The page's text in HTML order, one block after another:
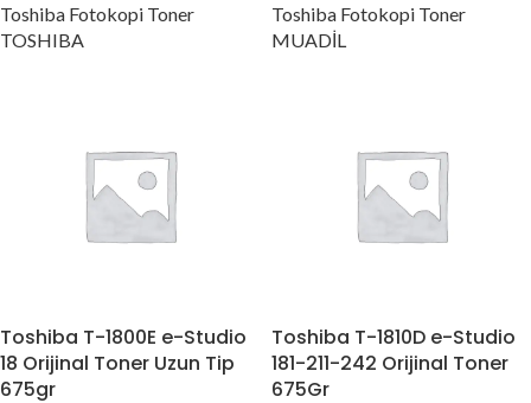
Toshiba Fotokopi Toner
TOSHIBA
Toshiba Fotokopi Toner
MUADİL
Toshiba T-1800E e-Studio
18 Orijinal Toner Uzun Tip
675gr
Toshiba T-1810D e-Studio
181-211-242 Orijinal Toner
675Gr